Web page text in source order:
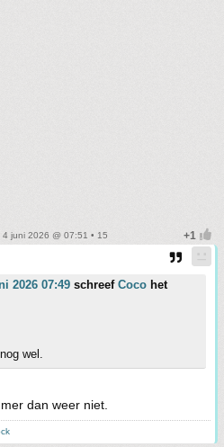
4 juni 2026 @ 07:51 • 15
2026 07:49 schreef Coco het
wel.
dan weer niet.